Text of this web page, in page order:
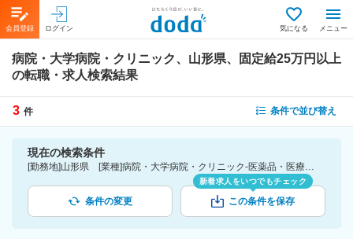
会員登録 ログイン 気になる メニュー
病院・大学病院・クリニック、山形県、固定給25万円以上
の転職・求人検索結果
3 件 条件で並び替え
現在の検索条件
[勤務地]山形県 [業種]病院・大学病院・クリニック-医薬品・医療機器・ライフサイエンス・医療系サービス [詳細条件](待遇・福利厚生)固定給25万円以上
条件の変更
新着求人をいつでもチェック
この条件を保存